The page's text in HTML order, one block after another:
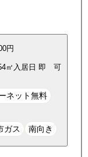
円
㎡ 入居日 即 可
ネット無料
ガス 南向き